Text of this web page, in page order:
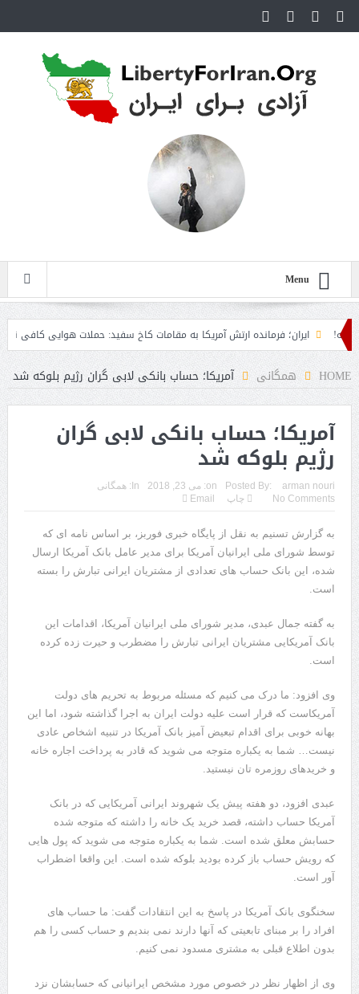
Menu
ایران؛ فرمانده ارتش آمریکا به مقامات کاخ سفید: حملات هوایی کافی نیست
HOME همگانی آمریکا؛ حساب بانکی لابی گران رژیم بلوکه شد
آمریکا؛ حساب بانکی لابی گران
رژیم بلوکه شد
Posted By: arman nouri
on: می 23, 2018 In: همگانی
No Comments
چاپ Email
به گزارش تسنیم به نقل از پایگاه خبری فوربز، بر اساس نامه ای که
توسط شورای ملی ایرانیان آمریکا برای مدیر عامل بانک آمریکا ارسال
شده، این بانک حساب های تعدادی از مشتریان ایرانی تبارش را بسته
است.
به گفته جمال عبدی، مدیر شورای ملی ایرانیان آمریکا، اقدامات این
بانک آمریکایی مشتریان ایرانی تبارش را مضطرب و حیرت زده کرده
است.
وی افزود: ما درک می کنیم که مسئله مربوط به تحریم های دولت
آمریکاست که قرار است علیه دولت ایران به اجرا گذاشته شود، اما این
بهانه خوبی برای اقدام تبعیض آمیز بانک آمریکا در تنبیه اشخاص عادی
نیست… شما به یکباره متوجه می شوید که قادر به پرداخت اجاره خانه
و خریدهای روزمره تان نیستید.
عبدی افزود، دو هفته پیش یک شهروند ایرانی آمریکایی که در بانک
آمریکا حساب داشته، قصد خرید یک خانه را داشته که متوجه شده
حسابش معلق شده است. شما به یکباره متوجه می شوید که پول هایی
که رویش حساب باز کرده بودید بلوکه شده است. این واقعا اضطراب
آور است.
سخنگوی بانک آمریکا در پاسخ به این انتقادات گفت: ما حساب های
افراد را بر مبنای تابعیتی که آنها دارند نمی بندیم و حساب کسی را هم
بدون اطلاع قبلی به مشتری مسدود نمی کنیم.
وی از اظهار نظر در خصوص مورد مشخص ایرانیانی که حسابشان نزد